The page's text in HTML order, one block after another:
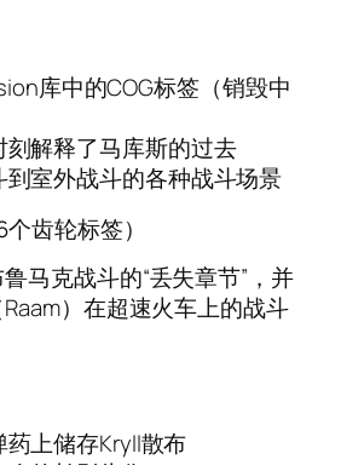
库中的COG标签（销毁中
解释了马库斯的过去
室外战斗的各种战斗场景
齿轮标签）
马克战斗的“丢失章节”，并
）在超速火车上的战斗
上储存Kryll散布